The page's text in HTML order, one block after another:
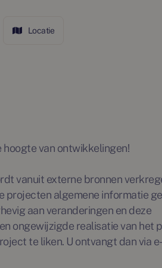
Locatie
van ontwikkelingen!
vanuit externe bronnen
projecten algemene informatie
aan veranderingen en deze
ongewijzigde realisatie van het
te liken. U ontvangt dan via